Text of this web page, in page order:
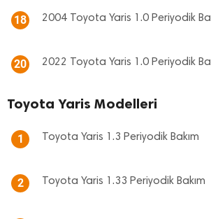
18 2004 Toyota Yaris 1.0 Periyodik
20 2022 Toyota Yaris 1.0 Periyodik
Toyota Yaris Modelleri
1 Toyota Yaris 1.3 Periyodik Bakım
2 Toyota Yaris 1.33 Periyodik Bakım